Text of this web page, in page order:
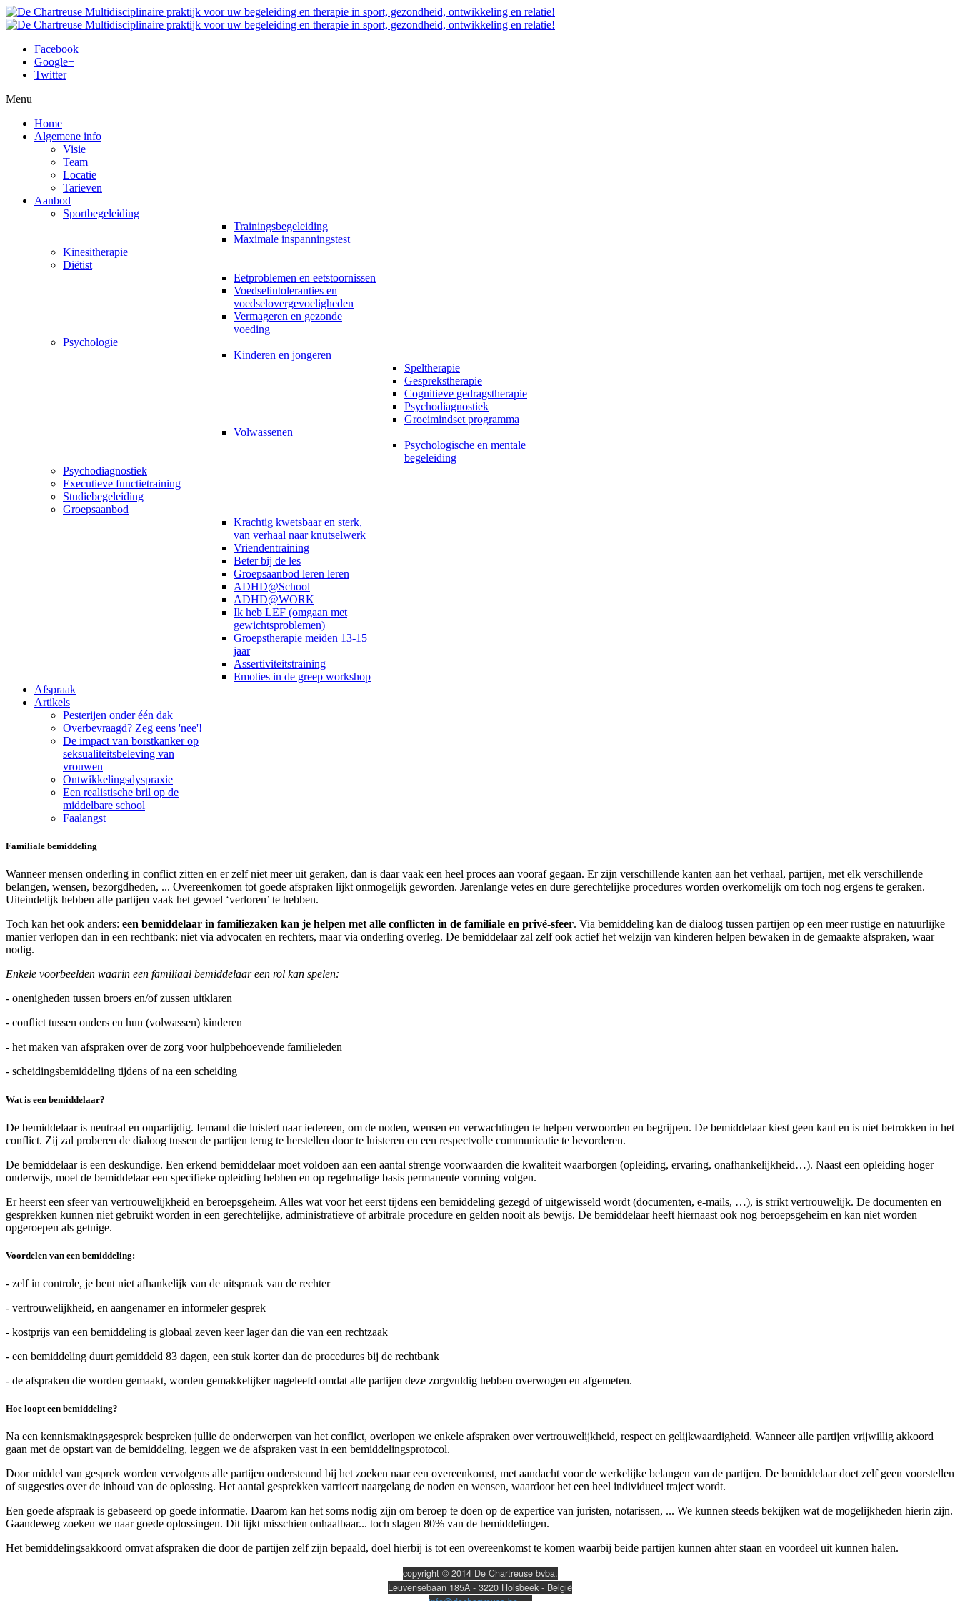
Facebook
Google+
Twitter
Menu
Home
Algemene info
Visie
Team
Locatie
Tarieven
Aanbod
Sportbegeleiding
Trainingsbegeleiding
Maximale inspanningstest
Kinesitherapie
Diëtist
Eetproblemen en eetstoornissen
Voedselintoleranties en
voedselovergevoeligheden
Vermageren en gezonde
voeding
Psychologie
Kinderen en jongeren
Speltherapie
Gesprekstherapie
Cognitieve gedragstherapie
Psychodiagnostiek
Groeimindset programma
Volwassenen
Psychologische en mentale
begeleiding
Psychodiagnostiek
Executieve functietraining
Studiebegeleiding
Groepsaanbod
Krachtig kwetsbaar en sterk,
van verhaal naar knutselwerk
Vriendentraining
Beter bij de les
Groepsaanbod leren leren
ADHD@School
ADHD@WORK
Ik heb LEF (omgaan met
gewichtsproblemen)
Groepstherapie meiden 13-15
jaar
Assertiviteitstraining
Emoties in de greep workshop
Afspraak
Artikels
Pesterijen onder één dak
Overbevraagd? Zeg eens 'nee'!
De impact van borstkanker op
seksualiteitsbeleving van
vrouwen
Ontwikkelingsdyspraxie
Een realistische bril op de
middelbare school
Faalangst
Familiale bemiddeling
Wanneer mensen onderling in conflict zitten en er zelf niet meer uit geraken, dan is daar vaak een heel proces aan vooraf gegaan. Er zijn verschillende kanten aan het verhaal, partijen, met elk verschillende
belangen, wensen, bezorgdheden, ... Overeenkomen tot goede afspraken lijkt onmogelijk geworden. Jarenlange vetes en dure gerechtelijke procedures worden overkomelijk om toch nog ergens te geraken.
Uiteindelijk hebben alle partijen vaak het gevoel ‘verloren’ te hebben.
Toch kan het ook anders: een bemiddelaar in familiezaken kan je helpen met alle conflicten in de familiale en privé-sfeer. Via bemiddeling kan de dialoog tussen partijen op een meer rustige en natuurlijke
manier verlopen dan in een rechtbank: niet via advocaten en rechters, maar via onderling overleg. De bemiddelaar zal zelf ook actief het welzijn van kinderen helpen bewaken in de gemaakte afspraken, waar
nodig.
Enkele voorbeelden waarin een familiaal bemiddelaar een rol kan spelen:
- onenigheden tussen broers en/of zussen uitklaren
- conflict tussen ouders en hun (volwassen) kinderen
- het maken van afspraken over de zorg voor hulpbehoevende familieleden
- scheidingsbemiddeling tijdens of na een scheiding
Wat is een bemiddelaar?
De bemiddelaar is neutraal en onpartijdig. Iemand die luistert naar iedereen, om de noden, wensen en verwachtingen te helpen verwoorden en begrijpen. De bemiddelaar kiest geen kant en is niet betrokken in het
conflict. Zij zal proberen de dialoog tussen de partijen terug te herstellen door te luisteren en een respectvolle communicatie te bevorderen.
De bemiddelaar is een deskundige. Een erkend bemiddelaar moet voldoen aan een aantal strenge voorwaarden die kwaliteit waarborgen (opleiding, ervaring, onafhankelijkheid…). Naast een opleiding hoger
onderwijs, moet de bemiddelaar een specifieke opleiding hebben en op regelmatige basis permanente vorming volgen.
Er heerst een sfeer van vertrouwelijkheid en beroepsgeheim. Alles wat voor het eerst tijdens een bemiddeling gezegd of uitgewisseld wordt (documenten, e-mails, …), is strikt vertrouwelijk. De documenten en
gesprekken kunnen niet gebruikt worden in een gerechtelijke, administratieve of arbitrale procedure en gelden nooit als bewijs. De bemiddelaar heeft hiernaast ook nog beroepsgeheim en kan niet worden
opgeroepen als getuige.
Voordelen van een bemiddeling:
- zelf in controle, je bent niet afhankelijk van de uitspraak van de rechter
- vertrouwelijkheid, en aangenamer en informeler gesprek
- kostprijs van een bemiddeling is globaal zeven keer lager dan die van een rechtzaak
- een bemiddeling duurt gemiddeld 83 dagen, een stuk korter dan de procedures bij de rechtbank
- de afspraken die worden gemaakt, worden gemakkelijker nageleefd omdat alle partijen deze zorgvuldig hebben overwogen en afgemeten.
Hoe loopt een bemiddeling?
Na een kennismakingsgesprek bespreken jullie de onderwerpen van het conflict, overlopen we enkele afspraken over vertrouwelijkheid, respect en gelijkwaardigheid. Wanneer alle partijen vrijwillig akkoord
gaan met de opstart van de bemiddeling, leggen we de afspraken vast in een bemiddelingsprotocol.
Door middel van gesprek worden vervolgens alle partijen ondersteund bij het zoeken naar een overeenkomst, met aandacht voor de werkelijke belangen van de partijen. De bemiddelaar doet zelf geen voorstellen
of suggesties over de inhoud van de oplossing. Het aantal gesprekken varrieert naargelang de noden en wensen, waardoor het een heel individueel traject wordt.
Een goede afspraak is gebaseerd op goede informatie. Daarom kan het soms nodig zijn om beroep te doen op de expertice van juristen, notarissen, ... We kunnen steeds bekijken wat de mogelijkheden hierin zijn.
Gaandeweg zoeken we naar goede oplossingen. Dit lijkt misschien onhaalbaar... toch slagen 80% van de bemiddelingen.
Het bemiddelingsakkoord omvat afspraken die door de partijen zelf zijn bepaald, doel hierbij is tot een overeenkomst te komen waarbij beide partijen kunnen ahter staan en voordeel uit kunnen halen.
copyright © 2014 De Chartreuse bvba.
Leuvensebaan 185A - 3220 Holsbeek - België